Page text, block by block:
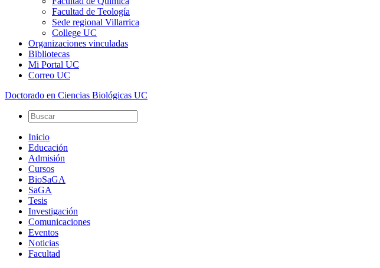
Facultad de Teología
Sede regional Villarrica
College UC
Organizaciones vinculadas
Bibliotecas
Mi Portal UC
Correo UC
Doctorado en Ciencias Biológicas UC
Inicio
Educación
Admisión
Cursos
BioSaGA
SaGA
Tesis
Investigación
Comunicaciones
Eventos
Noticias
Facultad